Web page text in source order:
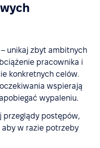
– unikaj zbyt ambitnych
pracownika i
konkretnych celów.
wspierają
wypaleniu.
przeglądy postępów,
aby w razie potrzeby